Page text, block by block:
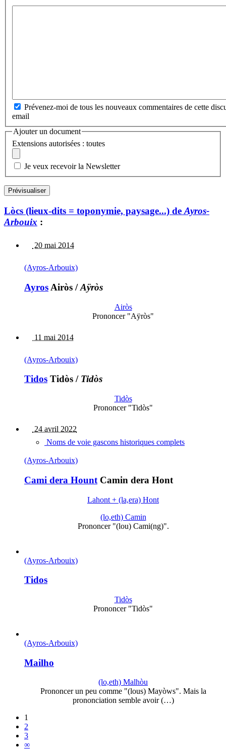
Prévenez-moi de tous les nouveaux commentaires de cette
email
Ajouter un document
Extensions autorisées : toutes
Je veux recevoir la Newsletter
Lòcs (lieux-dits = toponymie, paysage...) de Ayros-
Arbouix :
20 mai 2014
(Ayros-Arbouix)
Ayros Airòs /Aÿròs
Airòs
Prononcer "Aÿròs"
11 mai 2014
(Ayros-Arbouix)
Tidos Tidòs / Tidòs
Tidòs
Prononcer "Tidòs"
24 avril 2022
Noms de voie gascons historiques complets
(Ayros-Arbouix)
Cami dera Hount Camin dera Hont
Lahont + (la,era) Hont
(lo,eth) Camin
Prononcer "(lou) Cami(ng)".
(Ayros-Arbouix)
Tidos
Tidòs
Prononcer "Tidòs"
(Ayros-Arbouix)
Mailho
(lo,eth) Malhòu
Prononcer un peu comme "(lous) Mayòws". Mais la
prononciation semble avoir (…)
1
2
3
∞